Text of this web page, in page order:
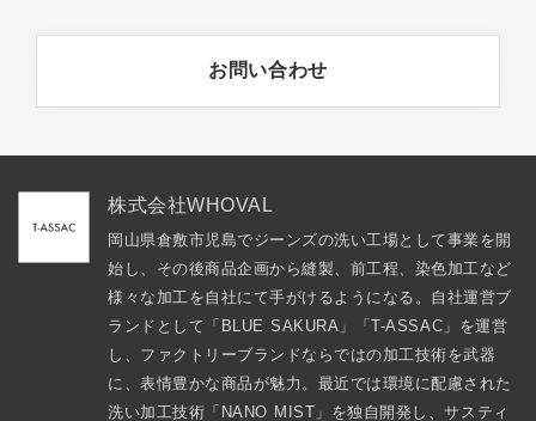
お問い合わせ
株式会社WHOVAL
岡山県倉敷市児島でジーンズの洗い工場として事業を開
始し、その後商品企画から縫製、前工程、染色加工など
様々な加工を自社にて手がけるようになる。自社運営ブ
ランドとして「BLUE SAKURA」「T-ASSAC」を運営
し、ファクトリーブランドならではの加工技術を武器
に、表情豊かな商品が魅力。最近では環境に配慮された
洗い加工技術「NANO MIST」を独自開発し、サスティ